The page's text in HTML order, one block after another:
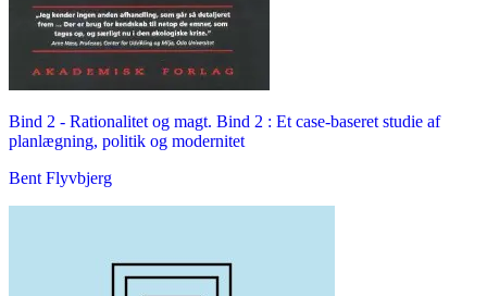
Bind 2 - Rationalitet og magt. Bind 2 : Et case-baseret studie af
planlægning, politik og modernitet
Bent Flyvbjerg